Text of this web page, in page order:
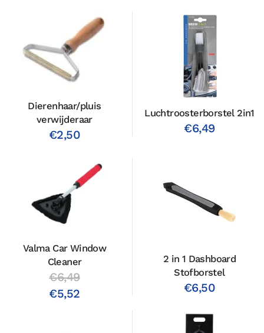
Dierenhaar/pluis
verwijderaar
€2,50
Luchtroosterborstel 2in1
€6,49
Valma Car Window
Cleaner
€6,49
€5,52
2 in 1 Dashboard
Stofborstel
€6,50